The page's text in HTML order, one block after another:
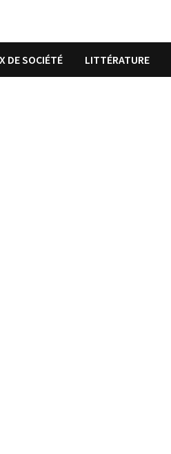
DE SOCIÉTÉ LITTÉRATURE